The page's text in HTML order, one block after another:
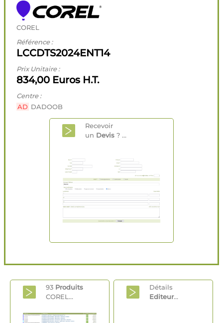
COREL
Référence :
LCCDTS2024ENT14
Prix Unitaire :
834,00 Euros H.T.
Centre :
AD DADOOB
Recevoir
un Devis ? ...
93 Produits
COREL...
Détails
Editeur...